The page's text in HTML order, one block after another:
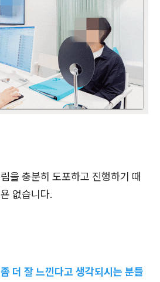
을 충분히 도포하고 진행하기 때
없습니다.
더 잘 느낀다고 생각되시는 분들